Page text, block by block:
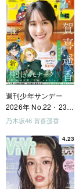
週刊少年サンデー
2026年 No.22・23
合併号
乃木坂46 賀喜遥香
4.23